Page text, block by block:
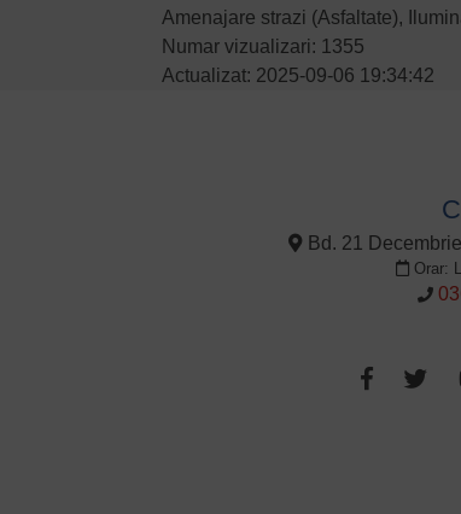
Amenajare strazi (Asfaltate),
Numar vizualizari: 1355
Actualizat: 2025-09-06 19:34:42
Bd. 21
Orar: